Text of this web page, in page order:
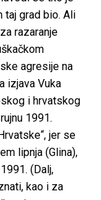
taj grad bio. Ali
razaranje
agresije na
izjava Vuka
i hrvatskog
1991.
jer se
lipnja (Glina),
(Dalj,
kao i za